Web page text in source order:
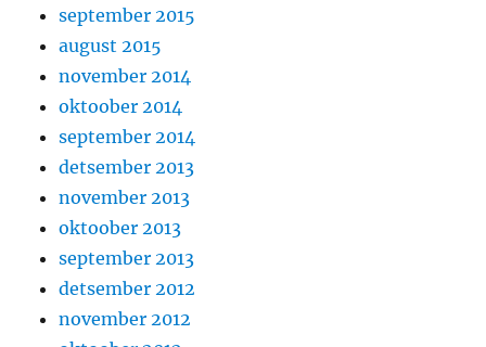
september 2015
august 2015
november 2014
oktoober 2014
september 2014
detsember 2013
november 2013
oktoober 2013
september 2013
detsember 2012
november 2012